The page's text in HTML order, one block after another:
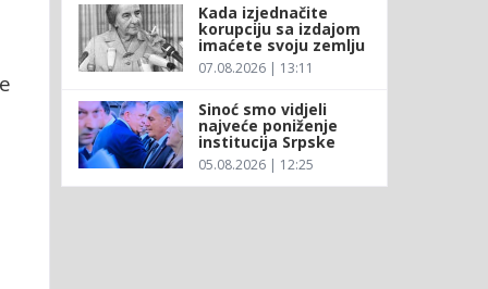
Kada izjednačite
korupciju sa izdajom
imaćete svoju zemlju
07.08.2026 | 13:11
Sinoć smo vidjeli
najveće poniženje
institucija Srpske
05.08.2026 | 12:25